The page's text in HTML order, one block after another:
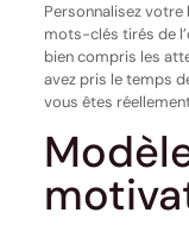
Personnalisez
mots-clés tirés de
bien compris les
avez pris le temps
vous êtes